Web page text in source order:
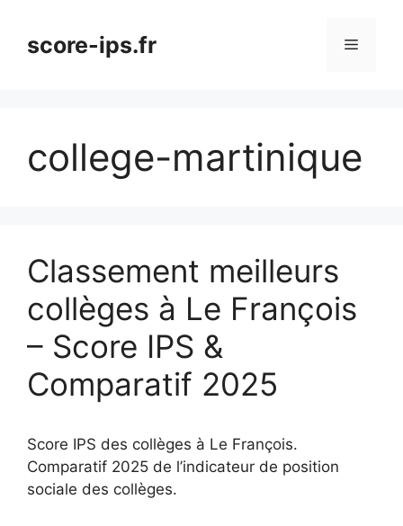
contenuscore-ips.fr Menu
college-martinique
Classement meilleurs
collèges à Le François
– Score IPS &
Comparatif 2025
Score IPS des collèges à Le François.
Comparatif 2025 de l’indicateur de position
sociale des collèges.